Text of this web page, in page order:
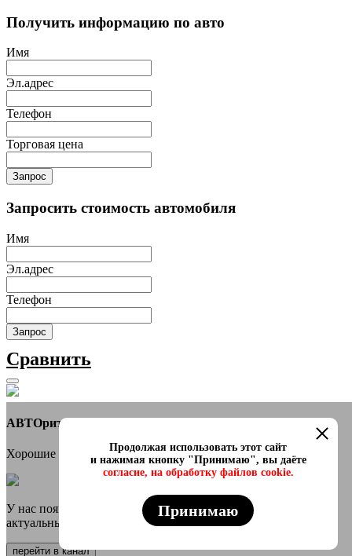
Получить информацию по авто
Имя
Эл.адрес
Телефон
Торговая цена
Запрос
Запросить стоимость автомобиля
Имя
Эл.адрес
Телефон
Запрос
Сравнить
АВТОритет Автосалон
Хорошие новости
У нас появился онлайн каталог в телеграмм Самые свежие и
актуальные авто переходи
перейти в канал
Продолжая использовать этот сайт
и нажимая кнопку "Принимаю", вы даёте
согласие, на обработку файлов cookie.
Принимаю